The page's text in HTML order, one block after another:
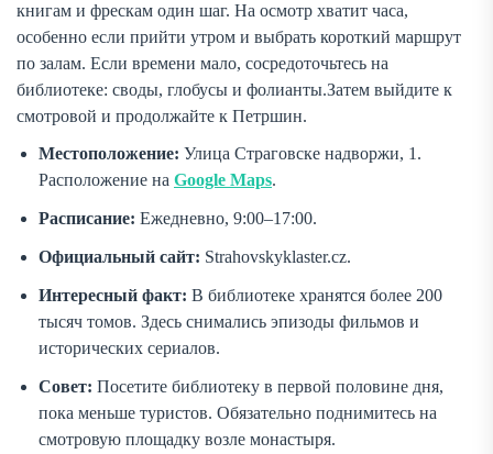
книгам и фрескам один шаг. На осмотр хватит часа,
особенно если прийти утром и выбрать короткий маршрут
по залам. Если времени мало, сосредоточьтесь на
библиотеке: своды, глобусы и фолианты.Затем выйдите к
смотровой и продолжайте к Петршин.
Местоположение: Улица Страговске надворжи, 1.
Расположение на Google Maps.
Расписание: Ежедневно, 9:00–17:00.
Официальный сайт: Strahovskyklaster.cz.
Интересный факт: В библиотеке хранятся более 200
тысяч томов. Здесь снимались эпизоды фильмов и
исторических сериалов.
Совет: Посетите библиотеку в первой половине дня,
пока меньше туристов. Обязательно поднимитесь на
смотровую площадку возле монастыря.